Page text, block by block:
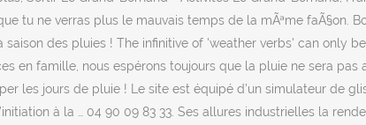
tu ne verras plus le mauvais temps de la mÃªme faÃ§on.
des pluies ! The infinitive of 'weather verbs' can only be
en famille, nous espérons toujours que la pluie ne sera
les jours de pluie ! Le site est équipé d’un simulateur de
à la … 04 90 09 83 33. Ses allures industrielles la